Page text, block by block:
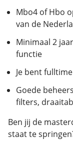
Mbo4 of Hbo
van de
Minimaal 2
functie
Je bent
Goede
filters,
Ben jij de
staat te